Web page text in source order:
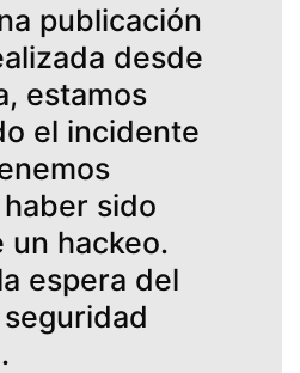
publicación
desde
estamos
el incidente
sido
un hackeo.
espera del